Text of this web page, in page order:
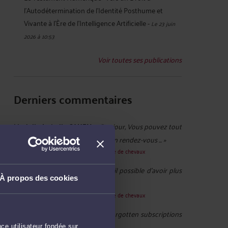
À propos des cookies
utilisateur fondée sur
l'Autodétermination de l'Identité Posthume et
Vivante à l'Ère de l'Intelligence Artificielle-Le 23 juin
2026 à 10:53
Voir toutes ses publications
Derniers commentaires
Murielle-Isabelle CAHEN :
« Bonjour, Vous pouvez tout
à fait me demander de prendre un rendez-vous ... »
Le 22 juin 2026 à 14:37surLe dépôt-vente de chevaux
« Bonjour, Serait-il possible d'avoir plus
d'informations sur ce ... »
Le 22 juin 2026 à 12:44surLe dépôt-vente de chevaux
« Digital debts like forgotten subscriptions